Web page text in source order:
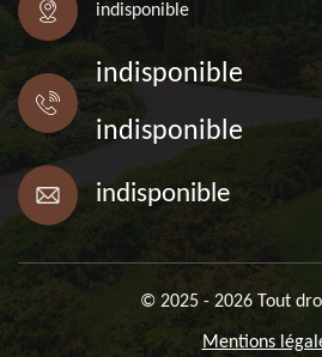
indisponible
indisponible
indisponible
indisponible
© 2025 - 2026 Tout
Mentions